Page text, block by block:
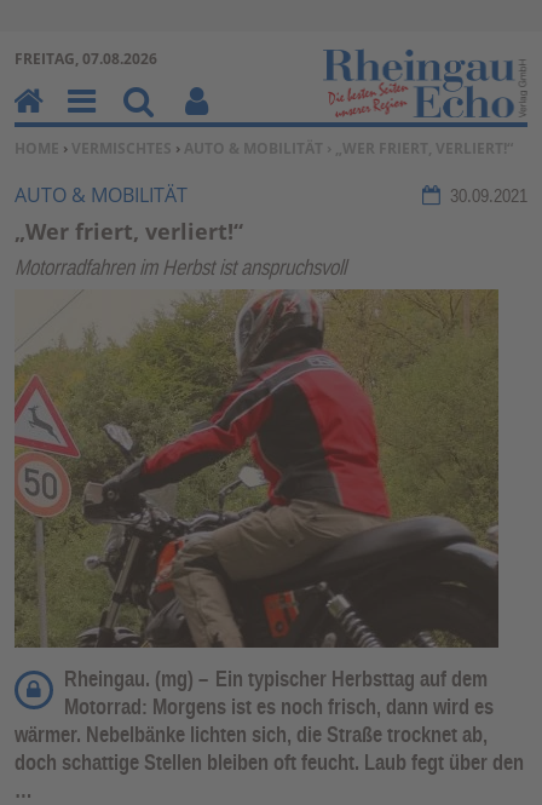
Zum Inhalt springen ↓
FREITAG, 07.08.2026
SIE BEFINDEN SICH HIER:
HOME › VERMISCHTES › AUTO & MOBILITÄT › „WER FRIERT, VERLIERT!“
AUTO & MOBILITÄT 30.09.2021
„Wer friert, verliert!“
Motorradfahren im Herbst ist anspruchsvoll
Rheingau. (mg) – Ein typischer Herbsttag auf dem
Motorrad: Morgens ist es noch frisch, dann wird es
wärmer. Nebelbänke lichten sich, die Straße trocknet ab,
doch schattige Stellen bleiben oft feucht. Laub fegt über den
…
H
o
m
e
M
en
u
Su
ch
en
Be
nu
tz
erf
un
kti
on
en